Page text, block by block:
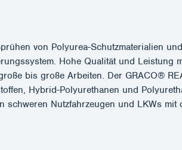
von Polyurea-Schutzmaterialien
Hohe Qualität und Leistung
bis große Arbeiten. Der GRACO®
Hybrid-Polyurethanen und
Nutzfahrzeugen und LKWs mit